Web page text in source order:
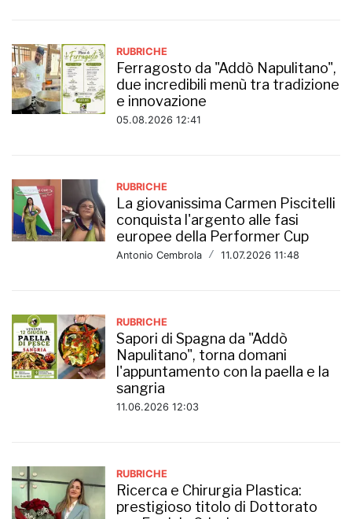
RUBRICHE
Ferragosto da "Addò Napulitano",
due incredibili menù tra tradizione
e innovazione
05.08.2026 12:41
RUBRICHE
La giovanissima Carmen Piscitelli
conquista l'argento alle fasi
europee della Performer Cup
Antonio Cembrola / 11.07.2026 11:48
RUBRICHE
Sapori di Spagna da "Addò
Napulitano", torna domani
l'appuntamento con la paella e la
sangria
11.06.2026 12:03
RUBRICHE
Ricerca e Chirurgia Plastica:
prestigioso titolo di Dottorato